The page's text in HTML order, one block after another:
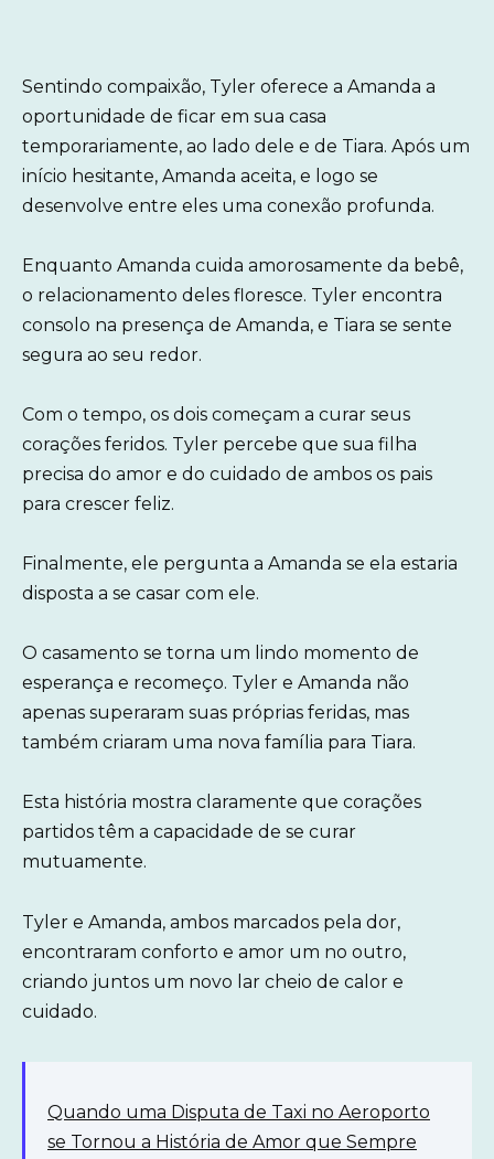
Sentindo compaixão, Tyler oferece a Amanda a
oportunidade de ficar em sua casa
temporariamente, ao lado dele e de Tiara. Após um
início hesitante, Amanda aceita, e logo se
desenvolve entre eles uma conexão profunda.
Enquanto Amanda cuida amorosamente da bebê,
o relacionamento deles floresce. Tyler encontra
consolo na presença de Amanda, e Tiara se sente
segura ao seu redor.
Com o tempo, os dois começam a curar seus
corações feridos. Tyler percebe que sua filha
precisa do amor e do cuidado de ambos os pais
para crescer feliz.
Finalmente, ele pergunta a Amanda se ela estaria
disposta a se casar com ele.
O casamento se torna um lindo momento de
esperança e recomeço. Tyler e Amanda não
apenas superaram suas próprias feridas, mas
também criaram uma nova família para Tiara.
Esta história mostra claramente que corações
partidos têm a capacidade de se curar
mutuamente.
Tyler e Amanda, ambos marcados pela dor,
encontraram conforto e amor um no outro,
criando juntos um novo lar cheio de calor e
cuidado.
Quando uma Disputa de Taxi no Aeroporto
se Tornou a História de Amor que Sempre